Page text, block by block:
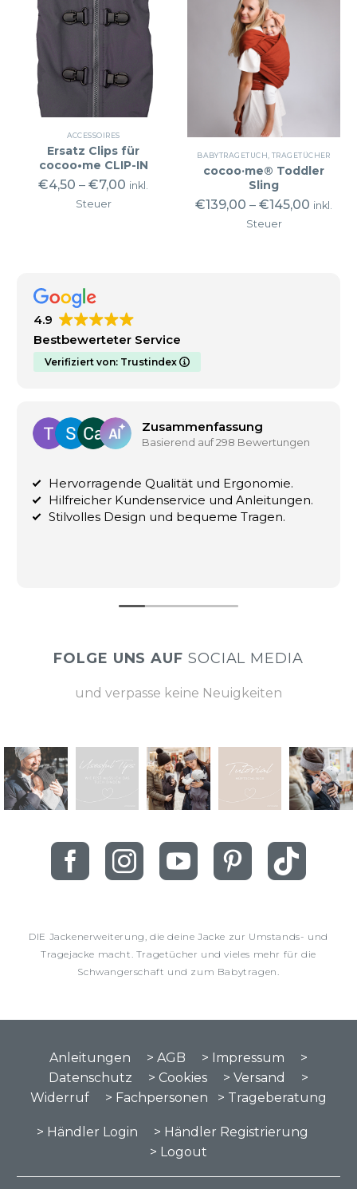
ACCESSOIRES
Ersatz Clips für
cocoo•me CLIP-IN
€4,50 – €7,00 inkl.
Steuer
BABYTRAGETUCH, TRAGETÜCHER
cocoo·me® Toddler
Sling
€139,00 – €145,00 inkl.
Steuer
4.9
Bestbewerteter Service
Verifiziert von: Trustindex
Zusammenfassung
Basierend auf 298 Bewertungen
Hervorragende Qualität und Ergonomie.
Hilfreicher Kundenservice und Anleitungen.
Stilvolles Design und bequeme Tragen.
FOLGE UNS AUF SOCIAL MEDIA
und verpasse keine Neuigkeiten
DIE Jackenerweiterung, die deine Jacke zur Umstands- und
Tragejacke macht. Tragetücher und vieles mehr für die
Schwangerschaft und zum Babytragen.
Anleitungen > AGB > Impressum
>
Datenschutz
> Cookies > Versand
>
Widerruf
> Fachpersonen > Trageberatung
> Händler Login
> Händler Registrierung
> Logout